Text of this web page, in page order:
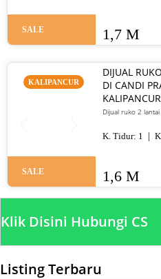
SALE 1,7 M
KALIPANCUR
SALE
DIJUAL
DI CANDI
Dijual ruko 2
strategis. Harga
K. Tidur: 1
1,6 M
Klik Disini Hubungi CS
Listing Terbaru